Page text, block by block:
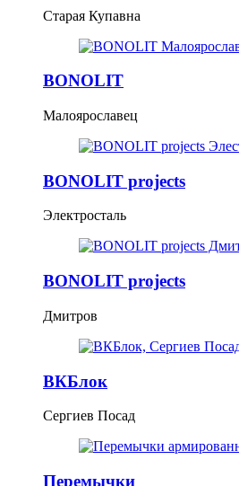
Старая Купавна
BONOLIT
Малоярославец
BONOLIT projects
Электросталь
BONOLIT projects
Дмитров
ВКБлок
Сергиев Посад
Перемычки